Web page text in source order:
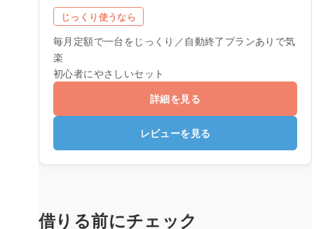
じっくり使うなら
毎月定額で一台をじっくり／自動終了プランありで気
楽
初心者にやさしいセット
詳細を見る
レビューを見る
借りる前にチェック